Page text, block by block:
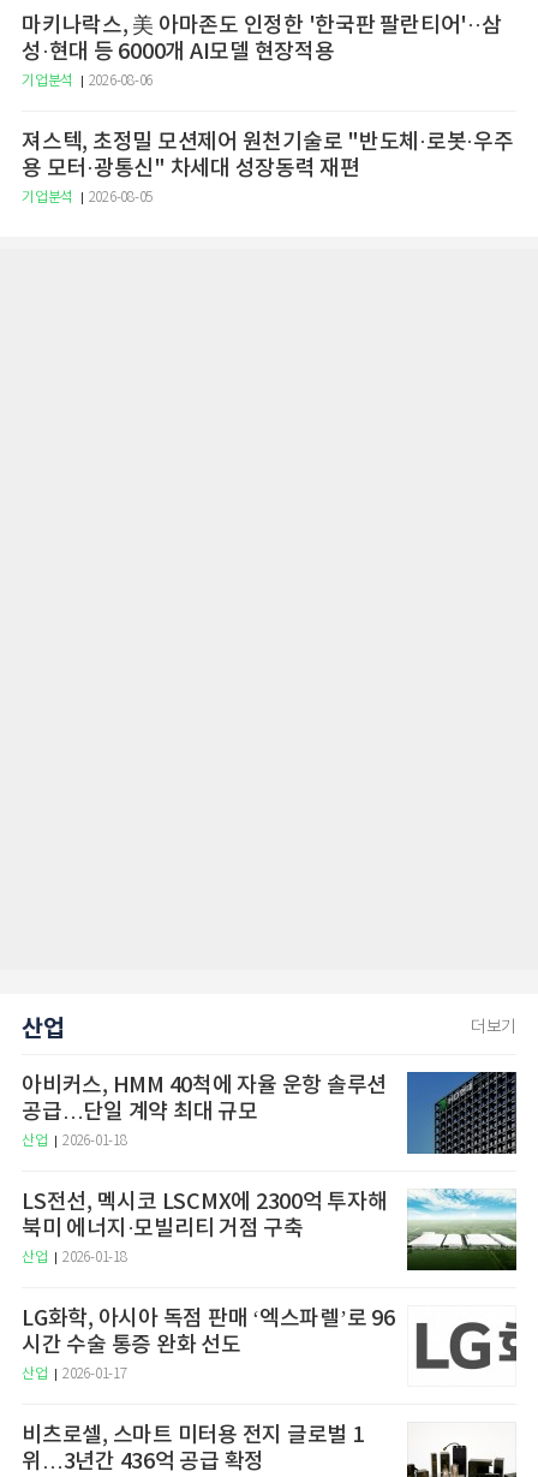
마키나락스, 美 아마존도 인정한 '한국판 팔란티어'··삼
성·현대 등 6000개 AI모델 현장적용
기업분석 2026-08-06
져스텍, 초정밀 모션제어 원천기술로 "반도체·로봇·우주
용 모터·광통신" 차세대 성장동력 재편
기업분석 2026-08-05
산업 더보기
아비커스, HMM 40척에 자율 운항 솔루션
공급…단일 계약 최대 규모
산업 2026-01-18
LS전선, 멕시코 LSCMX에 2300억 투자해
북미 에너지·모빌리티 거점 구축
산업 2026-01-18
LG화학, 아시아 독점 판매 ‘엑스파렐’로 96
시간 수술 통증 완화 선도
산업 2026-01-17
비츠로셀, 스마트 미터용 전지 글로벌 1
위…3년간 436억 공급 확정